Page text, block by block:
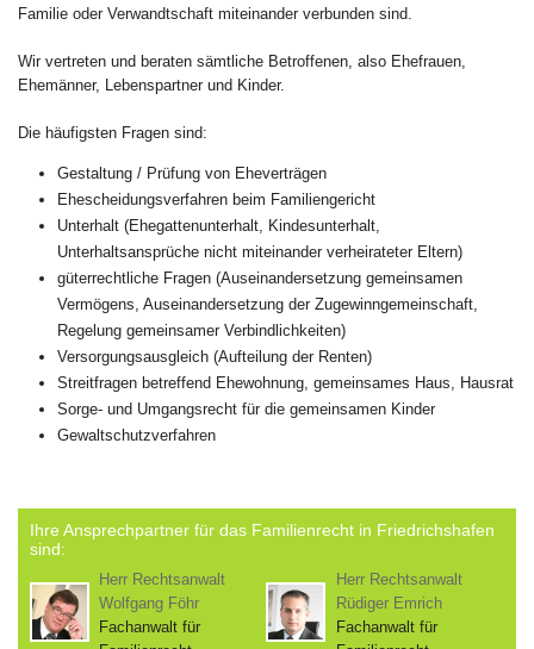
Familie oder Verwandtschaft miteinander verbunden sind.
Wir vertreten und beraten sämtliche Betroffenen, also Ehefrauen,
Ehemänner, Lebenspartner und Kinder.
Die häufigsten Fragen sind:
Gestaltung / Prüfung von Eheverträgen
Ehescheidungsverfahren beim Familiengericht
Unterhalt (Ehegattenunterhalt, Kindesunterhalt,
Unterhaltsansprüche nicht miteinander verheirateter Eltern)
güterrechtliche Fragen (Auseinandersetzung gemeinsamen
Vermögens, Auseinandersetzung der Zugewinngemeinschaft,
Regelung gemeinsamer Verbindlichkeiten)
Versorgungsausgleich (Aufteilung der Renten)
Streitfragen betreffend Ehewohnung, gemeinsames Haus, Hausrat
Sorge- und Umgangsrecht für die gemeinsamen Kinder
Gewaltschutzverfahren
Ihre Ansprechpartner für das Familienrecht in Friedrichshafen
sind:
Herr Rechtsanwalt
Wolfgang Föhr
Fachanwalt für
Herr Rechtsanwalt
Rüdiger Emrich
Fachanwalt für